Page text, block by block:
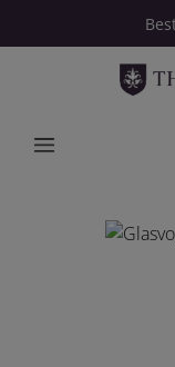
Zum Hauptinhalt
Bildergalerie